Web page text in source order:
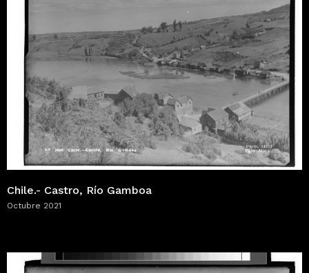
Chile.- Castro, Río Gamboa
Octubre 2021